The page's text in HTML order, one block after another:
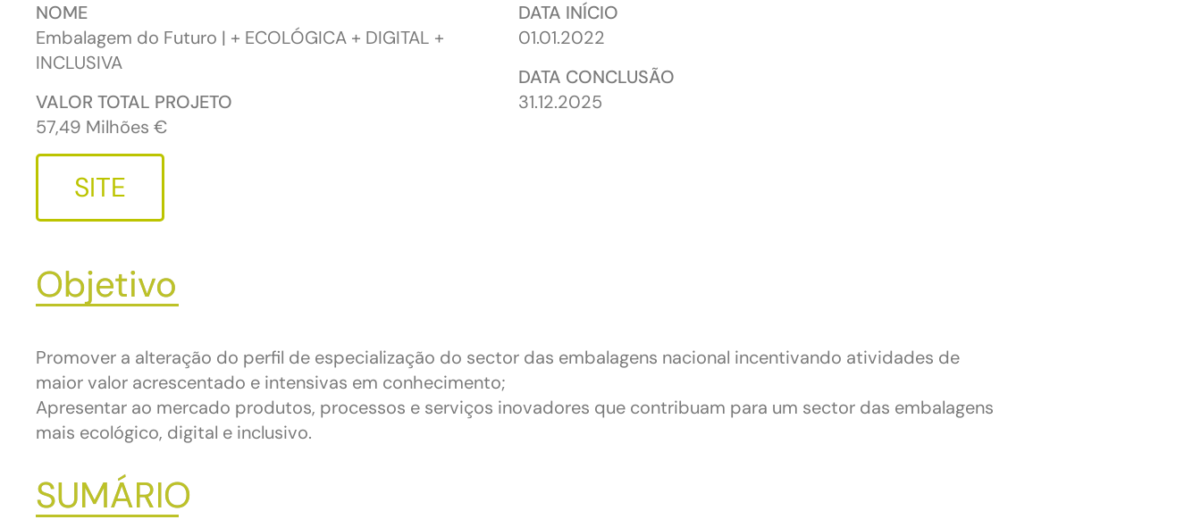
NOME
Embalagem do Futuro | + ECOLÓGICA + DIGITAL +
INCLUSIVA
VALOR TOTAL PROJETO
57,49 Milhões €
SITE
DATA INÍCIO
01.01.2022
DATA CONCLUSÃO
31.12.2025
Objetivo
Promover a alteração do perfil de especialização do sector das embalagens nacional incentivando atividades de
maior valor acrescentado e intensivas em conhecimento;
Apresentar ao mercado produtos, processos e serviços inovadores que contribuam para um sector das embalagens
mais ecológico, digital e inclusivo.
SUMÁRIO